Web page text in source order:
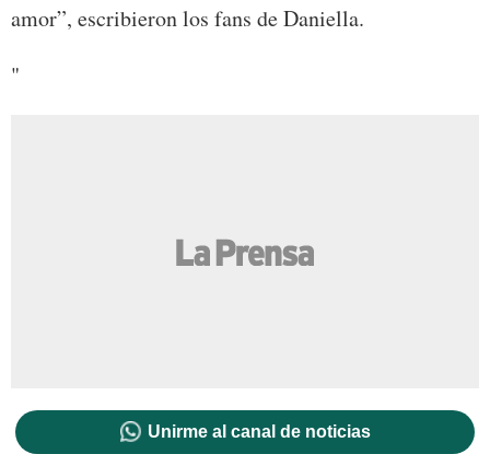
amor”, escribieron los fans de Daniella.
"
Unirme al canal de noticias